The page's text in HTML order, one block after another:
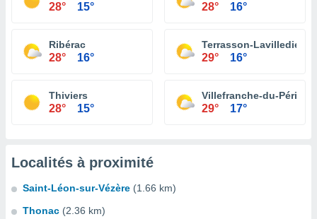
28° 15° 28° 16°
Ribérac
28° 16°
Terrasson-Lavilledieu
29° 16°
Thiviers
28° 15°
Villefranche-du-
29° 17°
Localités à proximité
Saint-Léon-sur-Vézère (1.66 km)
Thonac (2.36 km)